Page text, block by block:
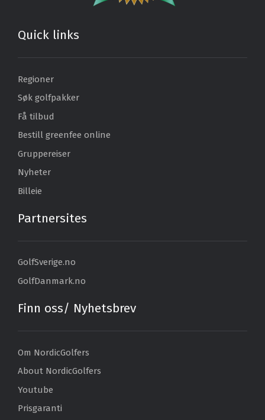
Quick links
Regioner
Søk golfpakker
Få tilbud
Bestill greenfee online
Gruppereiser
Nyheter
Billeie
Partnersites
GolfSverige.no
GolfDanmark.no
Finn oss/ Nyhetsbrev
Om NordicGolfers
About NordicGolfers
Youtube
Prisgaranti